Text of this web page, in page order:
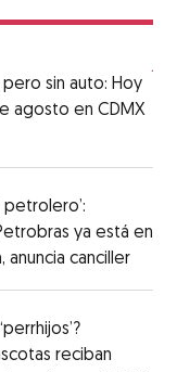
sin auto: Hoy
agosto en CDMX
petrolero’:
ya está en
canciller
reciban